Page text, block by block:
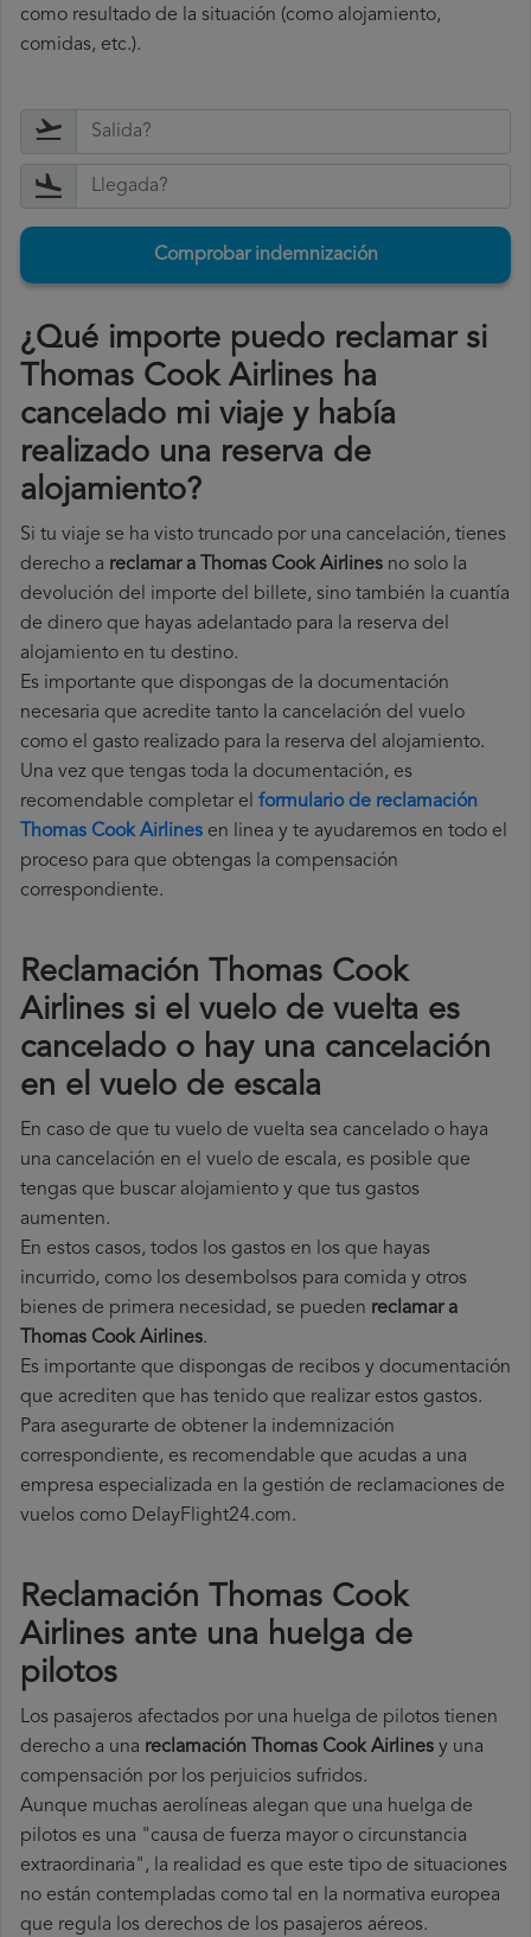
como resultado de la situación (como alojamiento,
comidas, etc.).
Comprobar indemnización
¿Qué importe puedo reclamar si
Thomas Cook Airlines ha
cancelado mi viaje y había
realizado una reserva de
alojamiento?
Si tu viaje se ha visto truncado por una cancelación, tienes
derecho a reclamar a Thomas Cook Airlines no solo la
devolución del importe del billete, sino también la cuantía
de dinero que hayas adelantado para la reserva del
alojamiento en tu destino.
Es importante que dispongas de la documentación
necesaria que acredite tanto la cancelación del vuelo
como el gasto realizado para la reserva del alojamiento.
Una vez que tengas toda la documentación, es
recomendable completar el formulario de reclamación
Thomas Cook Airlines en linea y te ayudaremos en todo el
proceso para que obtengas la compensación
correspondiente.
Reclamación Thomas Cook
Airlines si el vuelo de vuelta es
cancelado o hay una cancelación
en el vuelo de escala
En caso de que tu vuelo de vuelta sea cancelado o haya
una cancelación en el vuelo de escala, es posible que
tengas que buscar alojamiento y que tus gastos
aumenten.
En estos casos, todos los gastos en los que hayas
incurrido, como los desembolsos para comida y otros
bienes de primera necesidad, se pueden reclamar a
Thomas Cook Airlines.
Es importante que dispongas de recibos y documentación
que acrediten que has tenido que realizar estos gastos.
Para asegurarte de obtener la indemnización
correspondiente, es recomendable que acudas a una
empresa especializada en la gestión de reclamaciones de
vuelos como DelayFlight24.com.
Reclamación Thomas Cook
Airlines ante una huelga de
pilotos
Los pasajeros afectados por una huelga de pilotos tienen
derecho a una reclamación Thomas Cook Airlines y una
compensación por los perjuicios sufridos.
Aunque muchas aerolíneas alegan que una huelga de
pilotos es una "causa de fuerza mayor o circunstancia
extraordinaria", la realidad es que este tipo de situaciones
no están contempladas como tal en la normativa europea
que regula los derechos de los pasajeros aéreos.